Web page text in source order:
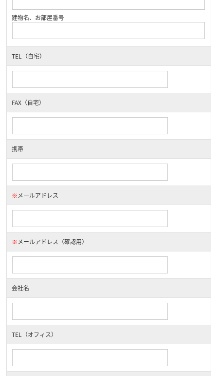
建物名、お部屋番号
TEL（自宅）
FAX（自宅）
携帯
※メールアドレス
※メールアドレス（確認用）
会社名
TEL（オフィス）